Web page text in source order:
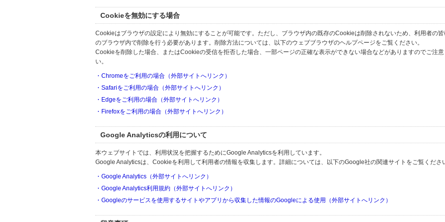
Cookieを無効にする場合
Cookieはブラウザの設定により無効にすることが可能です。ただし、ブラウザ内の既存のCookieは削除されないため、利用者の
のブラウザ内で削除を行う必要があります。削除方法については、以下のウェブブラウザのヘルプページをご覧ください。
Cookieを削除した場合、またはCookieの受信を拒否した場合、一部ページの正確な表示ができない場合などがありますのでご注意
い。
・Chromeをご利用の場合（外部サイトへリンク）
・Safariをご利用の場合（外部サイトへリンク）
・Edgeをご利用の場合（外部サイトへリンク）
・Firefoxをご利用の場合（外部サイトへリンク）
Google Analyticsの利用について
本ウェブサイトでは、利用状況を把握するためにGoogle Analyticsを利用しています。
Google Analyticsは、Cookieを利用して利用者の情報を収集します。詳細については、以下のGoogle社の関連サイトをご覧くださ
・Google Analytics（外部サイトへリンク）
・Google Analytics利用規約（外部サイトへリンク）
・Googleのサービスを使用するサイトやアプリから収集した情報のGoogleによる使用（外部サイトへリンク）